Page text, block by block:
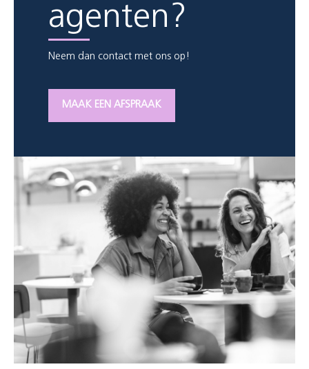
agenten?
Neem dan contact met ons op!
MAAK EEN AFSPRAAK